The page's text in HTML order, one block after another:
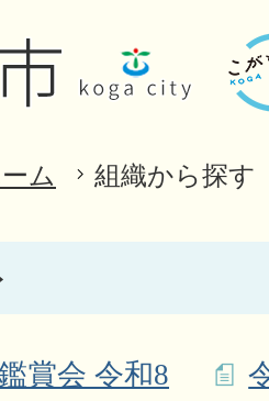
ム 組織から探す
賞会 令和8